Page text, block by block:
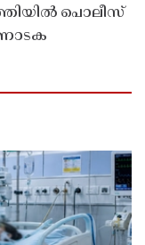
പൊലീസ്